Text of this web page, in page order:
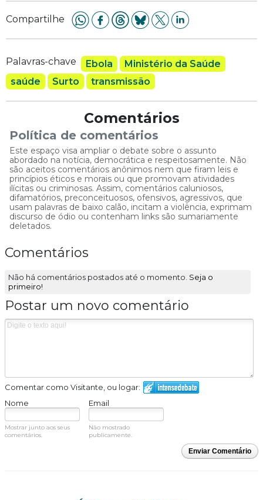
Compartilhe
Palavras-chave Ebola
Ministério da Saúde
saúde
Surto transmissão
Comentários
Política de comentários
Este espaço visa ampliar o debate sobre o assunto
abordado na notícia, democrática e respeitosamente. Não
são aceitos comentários anônimos nem que firam leis e
princípios éticos e morais ou que promovam atividades
ilícitas ou criminosas. Assim, comentários caluniosos,
difamatórios, preconceituosos, ofensivos, agressivos, que
usam palavras de baixo calão, incitam a violência, exprimam
discurso de ódio ou contenham links são sumariamente
deletados.
Comentários
Não há comentários postados até o momento. Seja o
primeiro!
Postar um novo comentário
Comentar como Visitante, ou logar:
Nome
Email
Mostrar junto aos seus
comentários.
Não mostrado
publicamente.
Enviar Comentário